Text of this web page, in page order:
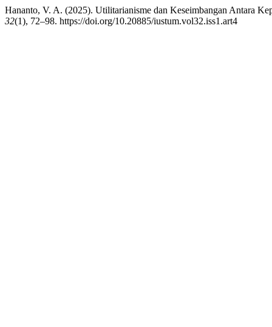
Hananto, V. A. (2025). Utilitarianisme dan Keseimbangan Antara
32(1), 72–98. https://doi.org/10.20885/iustum.vol32.iss1.art4